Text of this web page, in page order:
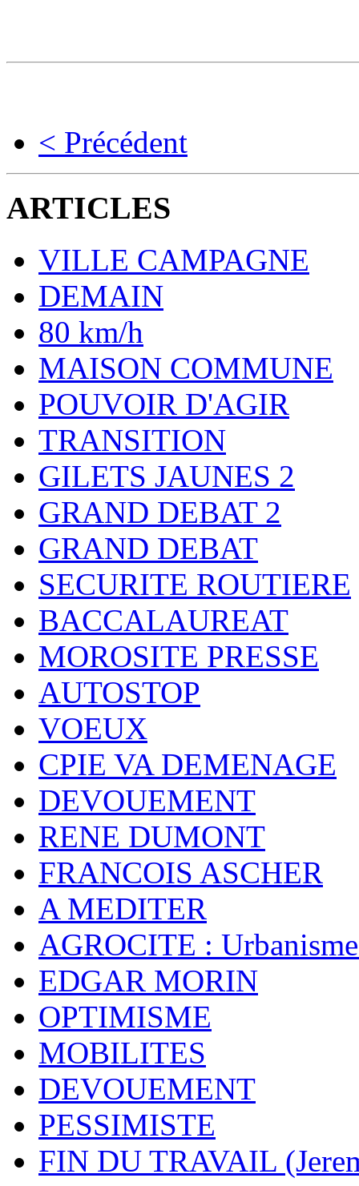
< Précédent
ARTICLES
VILLE CAMPAGNE
DEMAIN
80 km/h
MAISON COMMUNE
POUVOIR D'AGIR
TRANSITION
GILETS JAUNES 2
GRAND DEBAT 2
GRAND DEBAT
SECURITE ROUTIERE
BACCALAUREAT
MOROSITE PRESSE
AUTOSTOP
VOEUX
CPIE VA DEMENAGE
DEVOUEMENT
RENE DUMONT
FRANCOIS ASCHER
A MEDITER
AGROCITE :
EDGAR MORIN
OPTIMISME
MOBILITES
DEVOUEMENT
PESSIMISTE
FIN DU TRAVAIL